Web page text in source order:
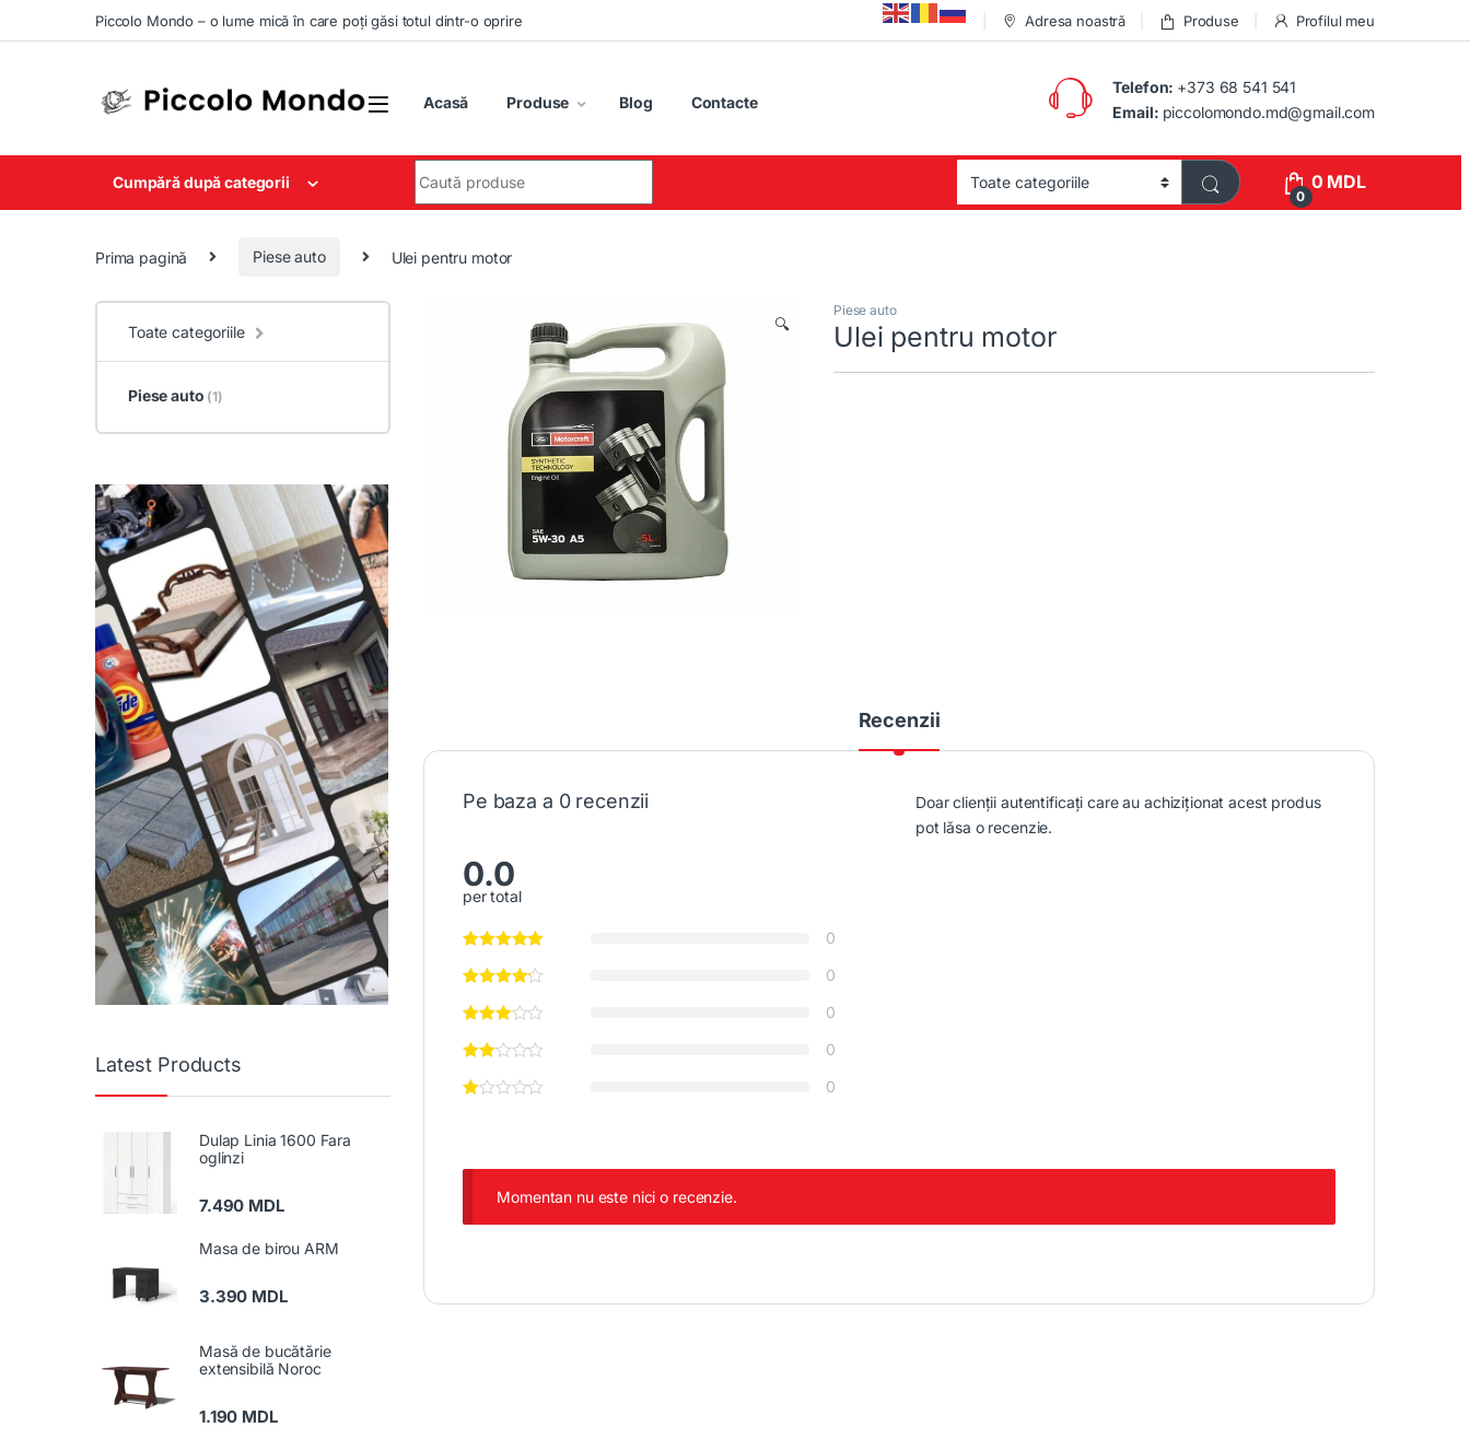
Skip to navigation
Skip to contentPiccolo Mondo – o lume mică în care poți găsi totul dintr-o oprire Adresa noastră Produse Profilul meu
Acasă Produse Blog Contacte
Telefon: +373 68 541 541
Email: piccolomondo.md@gmail.com
Cumpără după categorii
0
0 MDL
Prima pagină Piese auto Ulei pentru motor
🔍
Piese auto
Ulei pentru motor
Recenzii
Pe baza a 0 recenzii
0.0
per total
0
0
0
0
0
Doar clienții autentificați care au achiziționat acest produs
pot lăsa o recenzie.
Momentan nu este nici o recenzie.
Toate categoriile
Piese auto (1)
Latest Products
Dulap Linia 1600 Fara
oglinzi
7.490 MDL
Masa de birou ARM
3.390 MDL
Masă de bucătărie
extensibilă Noroc
1.190 MDL